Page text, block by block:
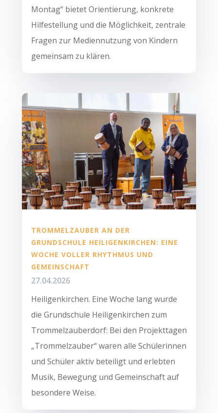
Montag“ bietet Orientierung, konkrete
Hilfestellung und die Möglichkeit, zentrale
Fragen zur Mediennutzung von Kindern
gemeinsam zu klären.
TROMMELZAUBER AN DER
GRUNDSCHULE HEILIGENKIRCHEN: EINE
WOCHE VOLLER RHYTHMUS UND
GEMEINSCHAFT
27.04.2026
Heiligenkirchen. Eine Woche lang wurde
die Grundschule Heiligenkirchen zum
Trommelzauberdorf: Bei den Projekttagen
„Trommelzauber“ waren alle Schülerinnen
und Schüler aktiv beteiligt und erlebten
Musik, Bewegung und Gemeinschaft auf
besondere Weise.